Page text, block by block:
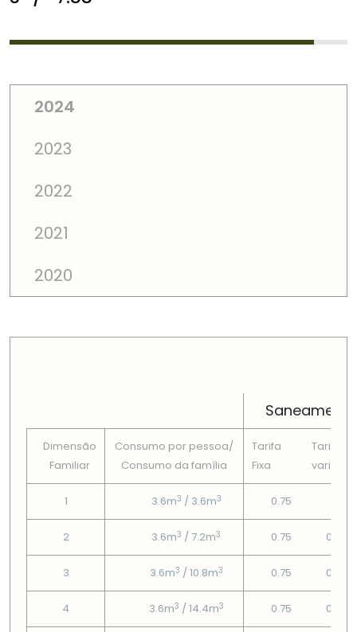
2024
2023
2022
2021
2020
Saneamento
Dimensão
Familiar
Consumo por pessoa/
Consumo da famí­lia
Tarifa
Fixa
Tarifa
variável
1 3.6m3 / 3.6m3 0.75
2 3.6m3 / 7.2m3 0.75 0.02€
3 3.6m3 / 10.8m3 0.75 0.38€
4 3.6m3 / 14.4m3 0.75 0.74€